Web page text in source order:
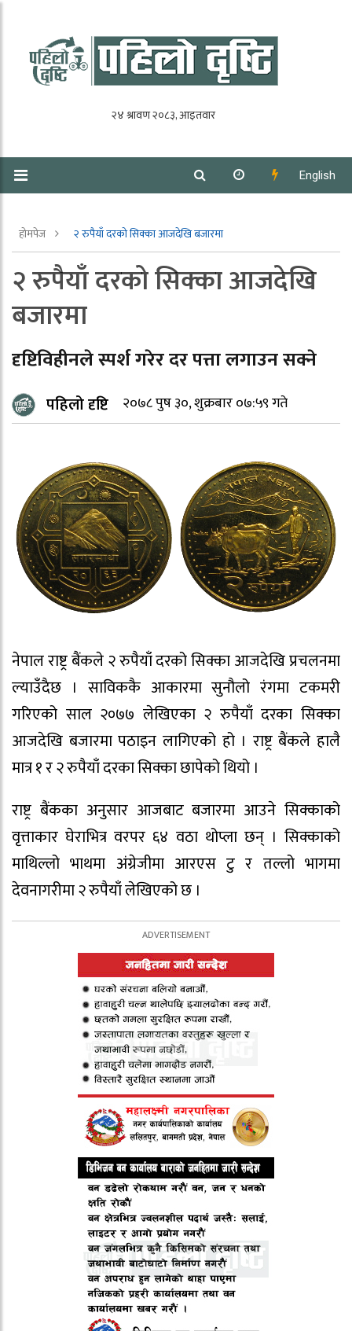
English
होमपेज २ रुपैयाँ दरको सिक्का आजदेखि बजारमा
२ रुपैयाँ दरको सिक्का आजदेखि
बजारमा
दृष्टिविहीनले स्पर्श गरेर दर पत्ता लगाउन सक्ने
पहिलो दृष्टि २०७८ पुष ३०, शुक्रबार ०७:५९ गते
नेपाल राष्ट्र बैंकले २ रुपैयाँ दरको सिक्का आजदेखि प्रचलनमा
ल्याउँदैछ । साविककै आकारमा सुनौलो रंगमा टकमरी
गरिएको साल २०७७ लेखिएका २ रुपैयाँ दरका सिक्का
आजदेखि बजारमा पठाइन लागिएको हो । राष्ट्र बैंकले हालै
मात्र १ र २ रुपैयाँ दरका सिक्का छापेको थियो ।
राष्ट्र बैंकका अनुसार आजबाट बजारमा आउने सिक्काको
वृत्ताकार घेराभित्र वरपर ६४ वठा थोप्ला छन् । सिक्काको
माथिल्लो भाथमा अंग्रेजीमा आरएस टु र तल्लो भागमा
देवनागरीमा २ रुपैयाँ लेखिएको छ ।